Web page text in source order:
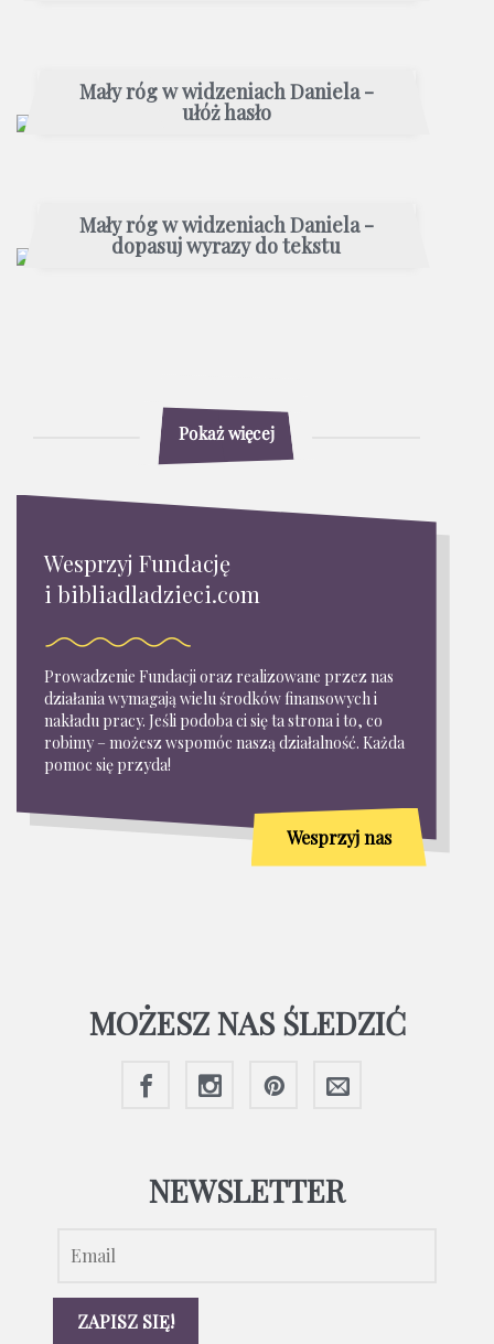
Mały róg w widzeniach Daniela -
ułóż hasło
Mały róg w widzeniach Daniela -
dopasuj wyrazy do tekstu
Pokaż więcej
Wesprzyj Fundację
i bibliadladzieci.com
Prowadzenie Fundacji oraz realizowane przez nas
działania wymagają wielu środków finansowych i
nakładu pracy. Jeśli podoba ci się ta strona i to, co
robimy – możesz wspomóc naszą działalność. Każda
pomoc się przyda!
Wesprzyj nas
MOŻESZ NAS ŚLEDZIĆ
NEWSLETTER